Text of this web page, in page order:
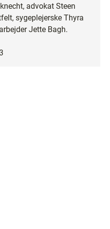
advokat Steen
sygeplejerske Thyra
Jette Bagh.